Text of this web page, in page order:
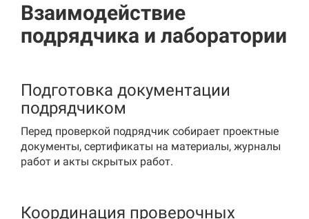
Взаимодействие
подрядчика и лаборатории
Подготовка документации
подрядчиком
Перед проверкой подрядчик собирает проектные
документы, сертификаты на материалы, журналы
работ и акты скрытых работ.
Координация проверочных